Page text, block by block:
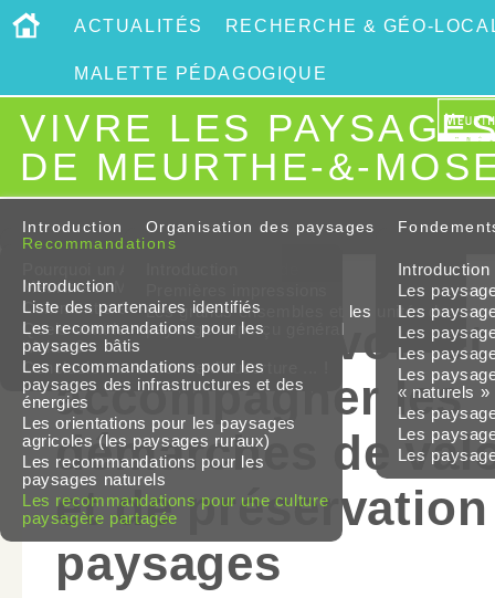
ACTUALITÉS RECHERCHE & GÉO-
MALETTE PÉDAGOGIQUE
VIVRE LES
DE MEURTHE-&-
Introduction
Meurthe-et-Moselle ?
Comment a été élaboré l’Atlas ?
Quels sont les intérêts et les limites de
l’Atlas ?
Conclusion ... en forme d’ouverture ... !
Organisation des paysages
Les grands ensembles et les unités de
paysage : aperçu général
Introduction
Les
Les
Les
Les
Les
« naturels »
Les
Les
Les
Recommandations
Introduction
Liste des partenaires identifiés
Les recommandations pour les
paysages bâtis
Les recommandations pour les
paysages des infrastructures et des
énergies
Les orientations pour les paysages
agricoles (les paysages ruraux)
Les recommandations pour les
paysages naturels
Les recommandations pour une culture
paysagère partagée
5-3-Promouvoir et
accompagner les
démarches de
et de
paysages